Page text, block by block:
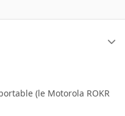
(le Motorola ROKR